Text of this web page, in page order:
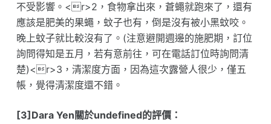
不受影響。<r>2，食物拿出來，蒼蠅就跑來了，還有
應該是肥美的果蠅，蚊子也有，倒是沒有被小黑蚊咬。
晚上蚊子就比較沒有了。(注意避開週邊的施肥期，訂位
詢問得知是五月，若有意前往，可在電話訂位時詢問清
楚)<r>3，清潔度方面，因為這次露營人很少，僅五
帳，覺得清潔度還不錯。
[3]Dara Yen關於undefined的評價：